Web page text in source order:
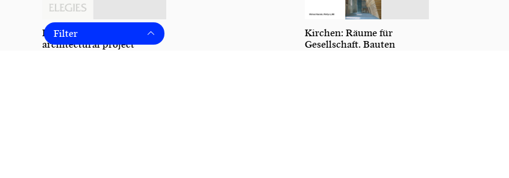
Elegies. Laments for an
architectural project
Kirchen: Räume für
Gesellschaft. Bauten
Filter